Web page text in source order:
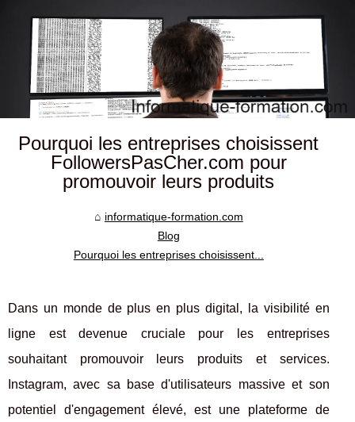
Pourquoi les entreprises choisissent
FollowersPasCher.com pour
promouvoir leurs produits
informatique-formation.com
Blog
Pourquoi les entreprises choisissent...
Dans un monde de plus en plus digital, la visibilité en
ligne est devenue cruciale pour les entreprises
souhaitant promouvoir leurs produits et services.
Instagram, avec sa base d'utilisateurs massive et son
potentiel d'engagement élevé, est une plateforme de